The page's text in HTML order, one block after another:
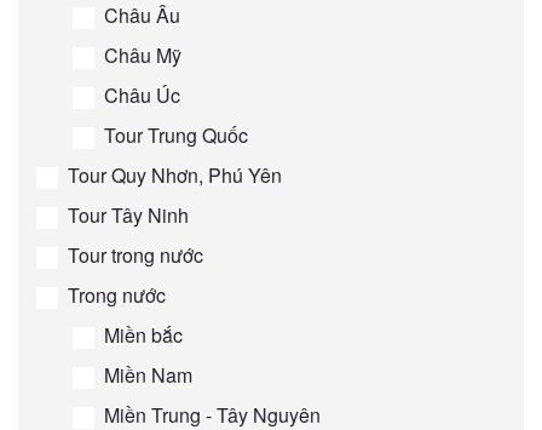
Châu Âu
Châu Mỹ
Châu Úc
Tour Trung Quốc
Tour Quy Nhơn, Phú Yên
Tour Tây Ninh
Tour trong nước
Trong nước
Miền bắc
Miền Nam
Miền Trung - Tây Nguyên